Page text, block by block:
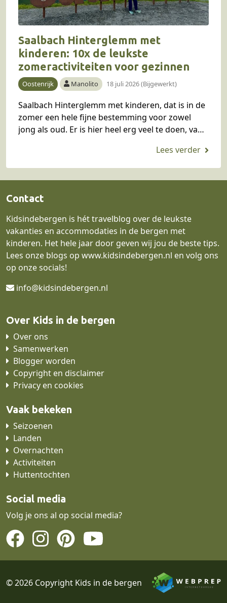
Saalbach Hinterglemm met
kinderen: 10x de leukste
zomeractiviteiten voor gezinnen
Oostenrijk Manolito 18 juli 2026 (Bijgewerkt)
Saalbach Hinterglemm met kinderen, dat is in de
zomer een hele fijne bestemming voor zowel
jong als oud. Er is hier heel erg veel te doen, van
Contact
Kidsindebergen is hét travelblog over de leukste
vakanties en accommodaties in de bergen met
kinderen. Het hele jaar door geven wij jou de beste tips.
Lees onze blogs op www.kidsindebergen.nl en volg ons
op onze socials!
info@kidsindebergen.nl
Over Kids in de bergen
Over ons
Samenwerken
Blogger worden
Copyright en disclaimer
Privacy en cookies
Vaak bekeken
Seizoenen
Landen
Overnachten
Activiteiten
Huttentochten
Social media
Volg je ons al op social media?
© 2026 Copyright Kids in de bergen